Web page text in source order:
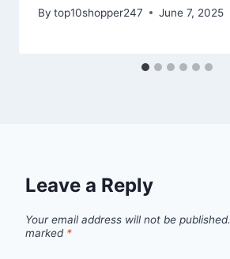
By top10shopper247 June 7, 2025
Leave a Reply
Your email address will not be published.
marked *